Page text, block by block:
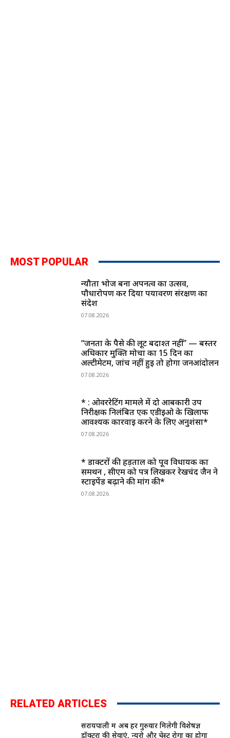
MOST POPULAR
न्यौता भोज बना अपनत्व का उत्सव,
पौधारोपण कर दिया पर्यावरण संरक्षण का
संदेश
07.08.2026
“जनता के पैसे की लूट बर्दाश्त नहीं” — बस्तर
अधिकार मुक्ति मोर्चा का 15 दिन का
अल्टीमेटम, जांच नहीं हुई तो होगा जनआंदोलन
07.08.2026
* : ओवररेटिंग मामले में दो आबकारी उप
निरीक्षक निलंबित एक एडीईओ के खिलाफ
आवश्यक कार्रवाई करने के लिए अनुशंसा*
07.08.2026
* डाक्टरों की हड़ताल को पूर्व विधायक का
समर्थन , सीएम को पत्र लिखकर रेखचंद जैन ने
स्टाइपेंड बढ़ाने की मांग की*
07.08.2026
RELATED ARTICLES
सरायपाली में अब हर गुरुवार मिलेगी विशेषज्ञ
डॉक्टरों की सेवाएं, न्यूरो और चेस्ट रोगों का होगा